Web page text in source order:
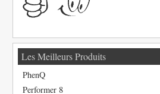
Les Meilleurs Produits
PhenQ
Performer 8